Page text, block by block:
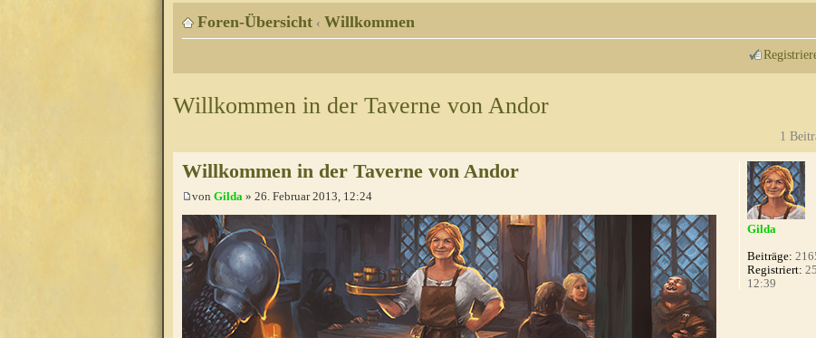
Foren-Übersicht ‹ Willkommen
Willkommen in der Taverne von Andor
1
Willkommen in der Taverne von Andor
von Gilda » 26. Februar 2013, 12:24
Gilda
Beiträge:
Registriert:
12:39